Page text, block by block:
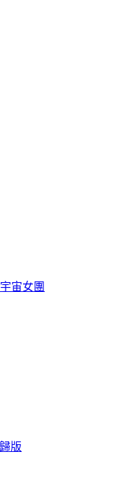
宙女團
版